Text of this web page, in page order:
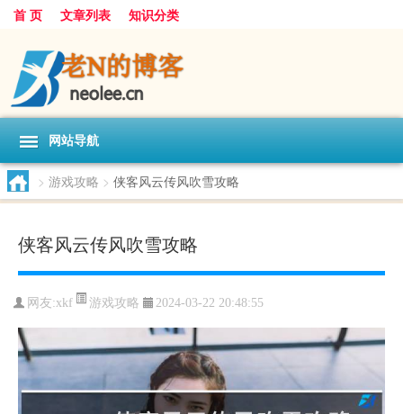
首 页 文章列表 知识分类
网站导航
> 游戏攻略 > 侠客风云传风吹雪攻略
侠客风云传风吹雪攻略
网友:xkf 游戏攻略 2024-03-22 20:48:55